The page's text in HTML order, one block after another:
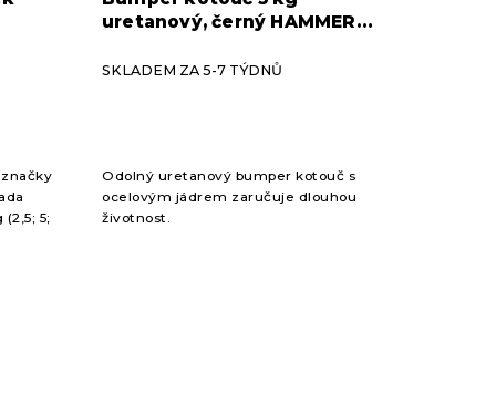
5;
uretanový, černý HAMMER
SKLADEM ZA 5-7 TÝDNŮ
Odolný uretanový bumper kotouč s
ocelovým jádrem zaručuje dlouhou
životnost.